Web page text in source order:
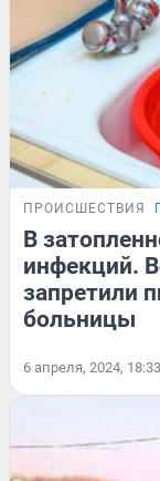
ПРОИСШЕСТВИЯ
В
инфекций.
запретили
больницы
6 апреля, 2024, 18:33